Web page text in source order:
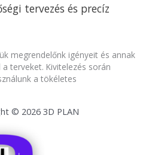
tervezés és precíz
megrendelőnk igényeit és annak
terveket. Kivitelezés során
a tökéletes
© 2026 3D PLAN